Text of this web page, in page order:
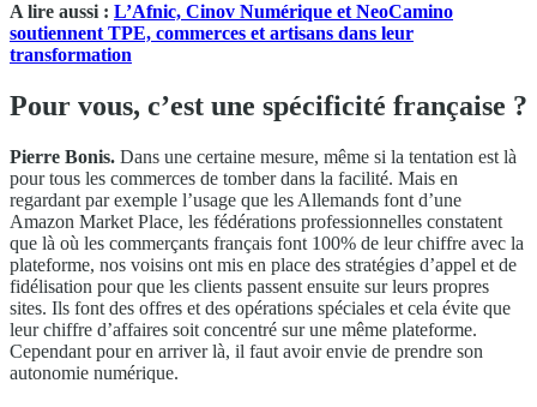
A lire aussi : L’Afnic, Cinov Numérique et NeoCamino
soutiennent TPE, commerces et artisans dans leur
transformation
Pour vous, c’est une spécificité française ?
Pierre Bonis. Dans une certaine mesure, même si la tentation est là
pour tous les commerces de tomber dans la facilité. Mais en
regardant par exemple l’usage que les Allemands font d’une
Amazon Market Place, les fédérations professionnelles constatent
que là où les commerçants français font 100% de leur chiffre avec la
plateforme, nos voisins ont mis en place des stratégies d’appel et de
fidélisation pour que les clients passent ensuite sur leurs propres
sites. Ils font des offres et des opérations spéciales et cela évite que
leur chiffre d’affaires soit concentré sur une même plateforme.
Cependant pour en arriver là, il faut avoir envie de prendre son
autonomie numérique.